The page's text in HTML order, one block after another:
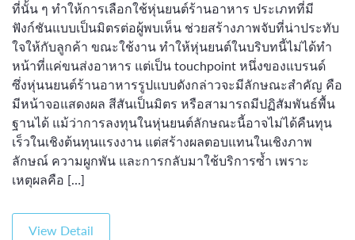
ที่นั้น ๆ ทำให้การเลือกใช้หุ่นยนต์ร้านอาหาร ประเภทที่มี
ฟังก์ชันแบบเป็นมิตรต่อผู้พบเห็น ช่วยสร้างภาพจับที่น่าประทับ
ใจให้กับลูกค้า ขณะใช้งาน ทำให้หุ่นยนต์ในบริบทนี้ไม่ได้ทำ
หน้าที่แค่ขนส่งอาหาร แต่เป็น touchpoint หนึ่งของแบรนด์
ซึ่งหุ่นนยนต์ร้านอาหารรูปแบบดังกล่าวจะมีลักษณะสำคัญ คือ
มีหน้าจอแสดงผล สีสันเป็นมิตร หรือสามารถมีปฏิสัมพันธ์พื้น
ฐานได้ แม้ว่าการลงทุนในหุ่นยนต์ลักษณะนี้อาจไม่ได้คืนทุน
เร็วในเชิงต้นทุนแรงงาน แต่สร้างผลตอบแทนในเชิงภาพ
ลักษณ์ ความผูกพัน และการกลับมาใช้บริการซ้ำ เพราะ
เหตุผลคือ […]
View Detail